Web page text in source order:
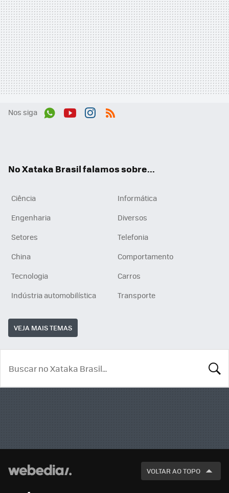
Nos siga
No Xataka Brasil falamos sobre...
Ciência
Informática
Engenharia
Diversos
Setores
Telefonia
China
Comportamento
Tecnologia
Carros
Indústria automobilística
Transporte
VEJA MAIS TEMAS
VOLTAR AO TOPO